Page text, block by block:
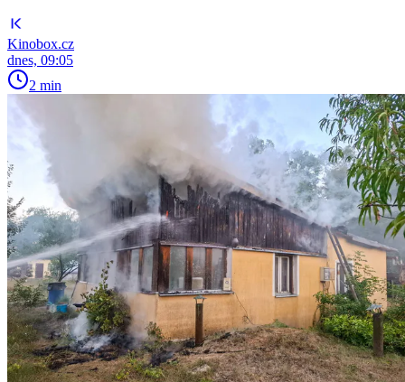
Kinobox.cz
dnes, 09:05
2 min